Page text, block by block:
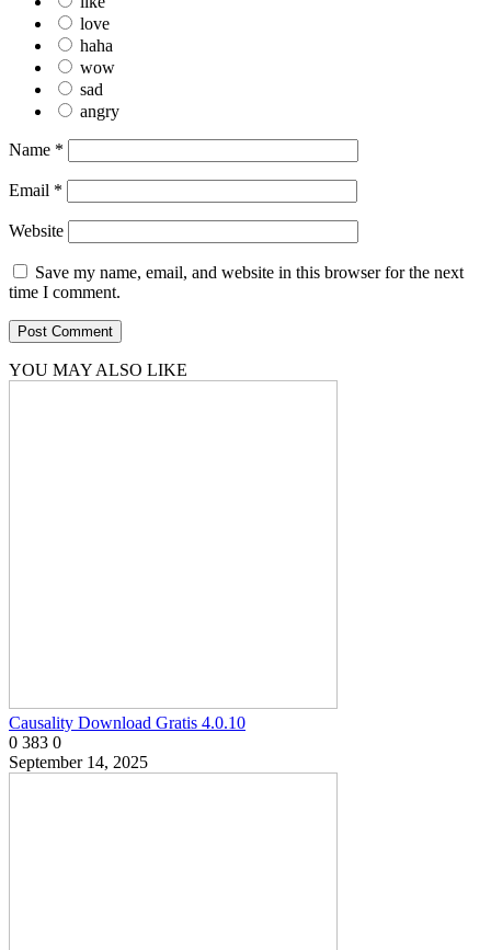
love
haha
wow
sad
angry
Name *
Email *
Website
Save my name, email, and website in this browser for the next
time I comment.
YOU MAY ALSO LIKE
Causality Download Gratis 4.0.10
0 383 0
September 14, 2025